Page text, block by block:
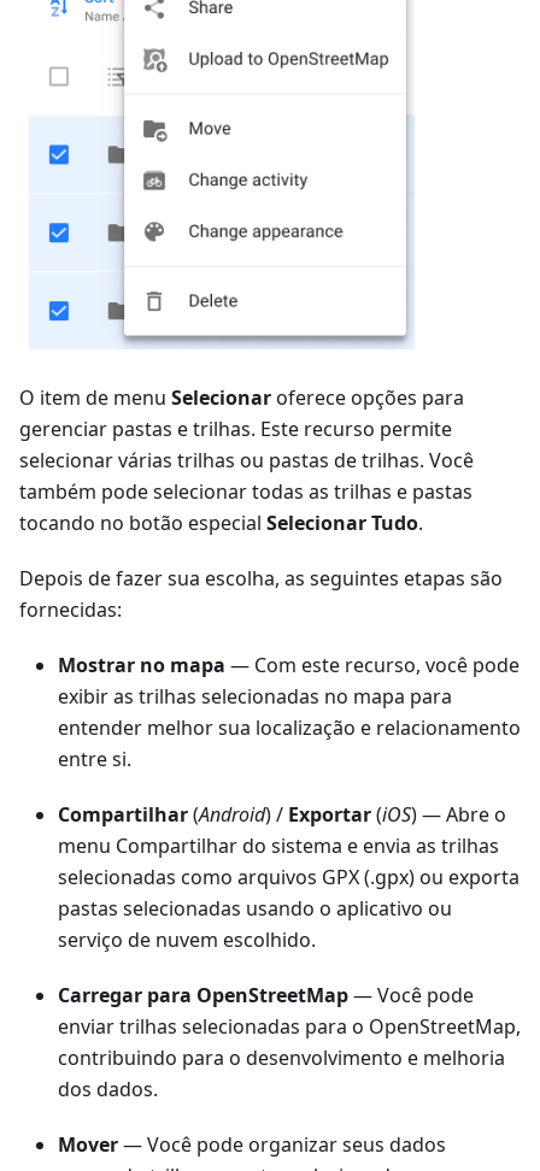
O item de menu Selecionaroferece opções para
gerenciar pastas e trilhas. Este recurso permite
selecionar várias trilhas ou pastas de trilhas. Você
também pode selecionar todas as trilhas e pastas
tocando no botão especial Selecionar Tudo.
Depois de fazer sua escolha, as seguintes etapas são
fornecidas:
Mostrar no mapa — Com este recurso, você pode
exibir as trilhas selecionadas no mapa para
entender melhor sua localização e relacionamento
entre si.
Compartilhar(Android) / Exportar(iOS) — Abre o
menu Compartilhar do sistema e envia as trilhas
selecionadas como arquivos GPX (.gpx) ou exporta
pastas selecionadas usando o aplicativo ou
serviço de nuvem escolhido.
Carregar para OpenStreetMap— Você pode
enviar trilhas selecionadas para o OpenStreetMap,
contribuindo para o desenvolvimento e melhoria
dos dados.
Mover— Você pode organizar seus dados